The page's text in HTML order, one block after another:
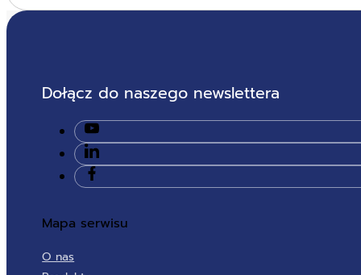
Dołącz do naszego newslettera
Mapa serwisu
O nas